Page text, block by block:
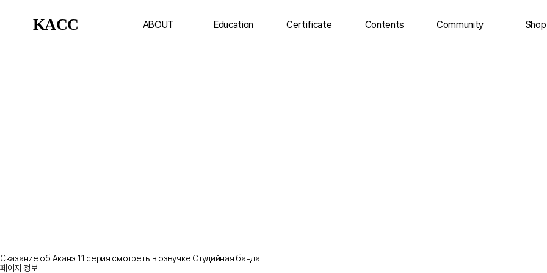
KACC ABOUT Education Certificate Contents Community Shop
Сказание об Аканэ 11 серия смотреть в озвучке Студийная банда
페이지 정보